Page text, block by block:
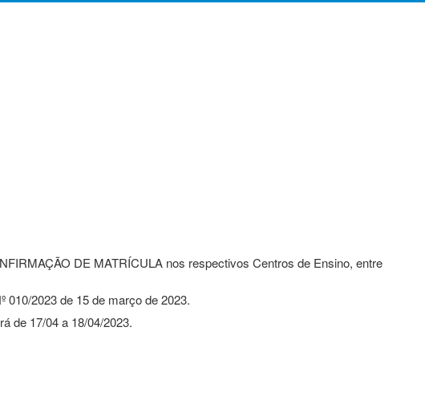
DE MATRÍCULA nos respectivos Centros de Ensino, entre
010/2023 de 15 de março de 2023.
de 17/04 a 18/04/2023.